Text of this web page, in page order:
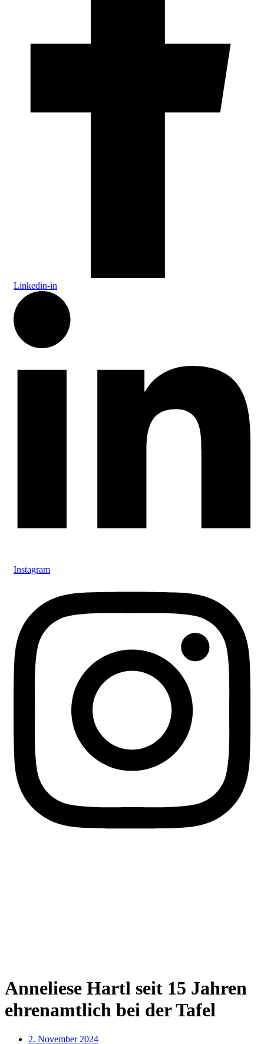
Linkedin-in
Instagram
Anneliese Hartl seit 15 Jahren
ehrenamtlich bei der Tafel
2. November 2024